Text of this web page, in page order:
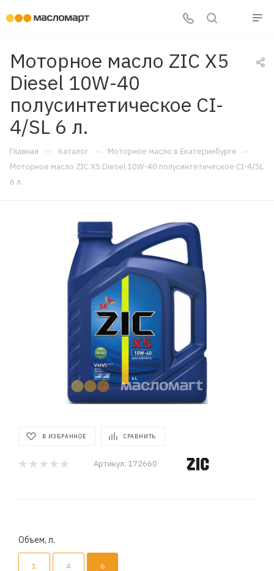
Моторное масло ZIC X5
Diesel 10W-40
полусинтетическое CI-
4/SL 6 л.
Главная — Каталог — Моторное масло в Екатеринбурге —
Моторное масло ZIC X5 Diesel 10W-40 полусинтетическое CI-4/SL
6 л.
В ИЗБРАННОЕ СРАВНИТЬ
Артикул: 172660
Объем, л.
1 4 6